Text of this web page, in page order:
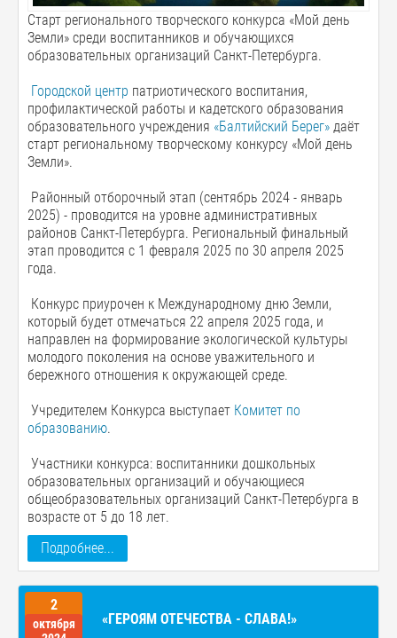
Старт регионального творческого конкурса «Мой день
Земли» среди воспитанников и обучающихся
образовательных организаций Санкт-Петербурга.
Городской центр патриотического воспитания,
профилактической работы и кадетского образования
образовательного учреждения «Балтийский Берег» даёт
старт региональному творческому конкурсу «Мой день
Земли».
Районный отборочный этап (сентябрь 2024 - январь
2025) - проводится на уровне административных
районов Санкт-Петербурга. Региональный финальный
этап проводится c 1 февраля 2025 по 30 апреля 2025
года.
Конкурс приурочен к Международному дню Земли,
который будет отмечаться 22 апреля 2025 года, и
направлен на формирование экологической культуры
молодого поколения на основе уважительного и
бережного отношения к окружающей среде.
Учредителем Конкурса выступает Комитет по
образованию.
Участники конкурса: воспитанники дошкольных
образовательных организаций и обучающиеся
общеобразовательных организаций Санкт-Петербурга в
возрасте от 5 до 18 лет.
Подробнее...
2
октября
«ГЕРОЯМ ОТЕЧЕСТВА - СЛАВА!»